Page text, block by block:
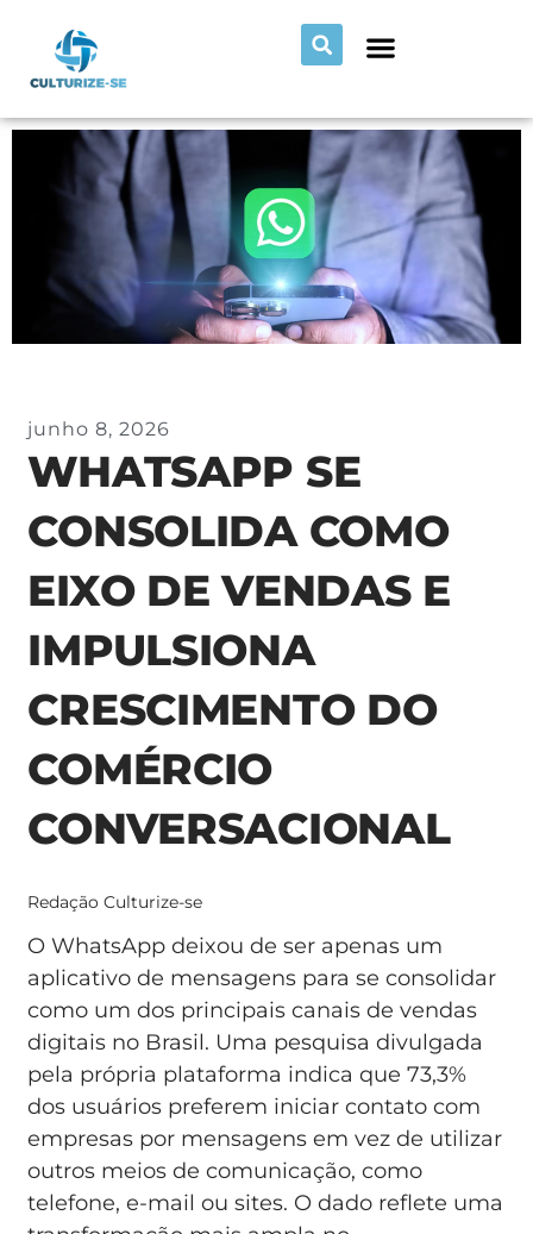
junho 8, 2026
WHATSAPP SE
CONSOLIDA COMO
EIXO DE VENDAS E
IMPULSIONA
CRESCIMENTO DO
COMÉRCIO
CONVERSACIONAL
Redação Culturize-se
O WhatsApp deixou de ser apenas um
aplicativo de mensagens para se consolidar
como um dos principais canais de vendas
digitais no Brasil. Uma pesquisa divulgada
pela própria plataforma indica que 73,3%
dos usuários preferem iniciar contato com
empresas por mensagens em vez de utilizar
outros meios de comunicação, como
telefone, e-mail ou sites. O dado reflete uma